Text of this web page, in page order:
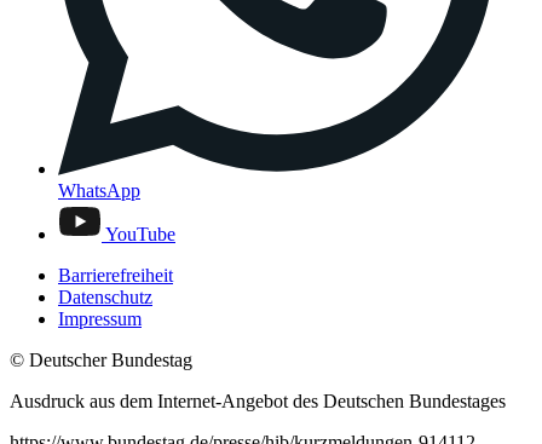
WhatsApp
YouTube
Barrierefreiheit
Datenschutz
Impressum
© Deutscher Bundestag
Ausdruck aus dem Internet-Angebot des Deutschen Bundestages